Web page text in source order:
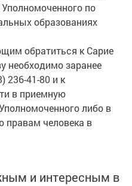
по
образованиях
обратиться к Сарие
необходимо заранее
236-41-80 и к
в приемную
либо в
правам человека в
и интересным в